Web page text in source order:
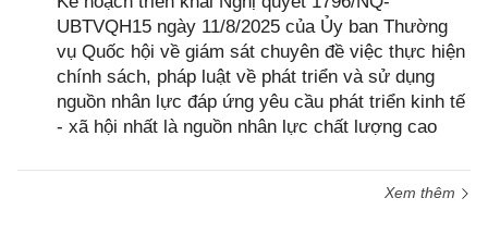
UBTVQH15 ngày 11/8/2025 của Ủy ban Thường
vụ Quốc hội về giám sát chuyên đề việc thực hiện
chính sách, pháp luật về phát triển và sử dụng
nguồn nhân lực đáp ứng yêu cầu phát triển kinh tế
- xã hội nhất là nguồn nhân lực chất lượng cao
Xem thêm